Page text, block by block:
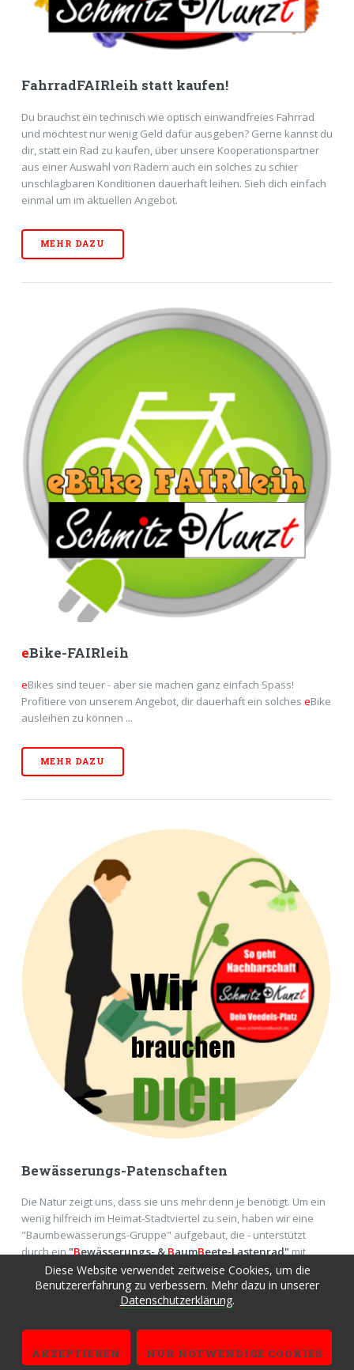
FahrradFAIRleih statt kaufen!
Du brauchst ein technisch wie optisch einwandfreies Fahrrad
und möchtest nur wenig Geld dafür ausgeben? Gerne kannst du
dir, statt ein Rad zu kaufen, über unsere Kooperationspartner
aus einer Auswahl von Rädern auch ein solches zu schier
unschlagbaren Konditionen dauerhaft leihen. Sieh dich einfach
einmal um im aktuellen Angebot.
MEHR DAZU
eBike-FAIRleih
eBikes sind teuer - aber sie machen ganz einfach Spass!
Profitiere von unserem Angebot, dir dauerhaft ein solches eBike
ausleihen zu können ...
MEHR DAZU
Bewässerungs-Patenschaften
Die Natur zeigt uns, dass sie uns mehr denn je benötigt. Um ein
wenig hilfreich im Heimat-Stadtviertel zu sein, haben wir eine
"Baumbewässerungs-Gruppe" aufgebaut, die - unterstützt
durch ein"Bewässerungs- &BaumBeete-Lastenrad"mit
Equipment derRheinEnergie- in Köln Bäume in den heißen
Monaten giesst ...
MEHR DAZU
Diese Website verwendet zeitweise Cookies, um die
Benutzererfahrung zu verbessern. Mehr dazu in unserer
Datenschutzerklärung.
AKZEPTIEREN NUR NOTWENDIGE COOKIES